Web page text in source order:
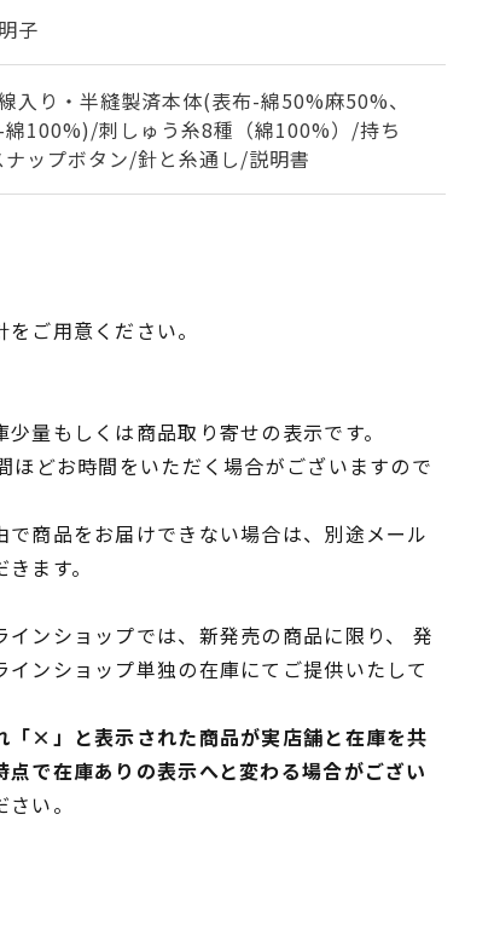
子
入り・半縫製済本体(表布-綿50%麻50%、
綿100%)/刺しゅう糸8種（綿100%）/持ち
ップボタン/針と糸通し/説明書
ご用意ください。
量もしくは商品取り寄せの表示です。
ほどお時間をいただく場合がございますので
で商品をお届けできない場合は、別途メール
ます。
インショップでは、新発売の商品に限り、 発
ンショップ単独の在庫にてご提供いたして
「×」と表示された商品が実店舗と在庫を共
で在庫ありの表示へと変わる場合がござい
い。